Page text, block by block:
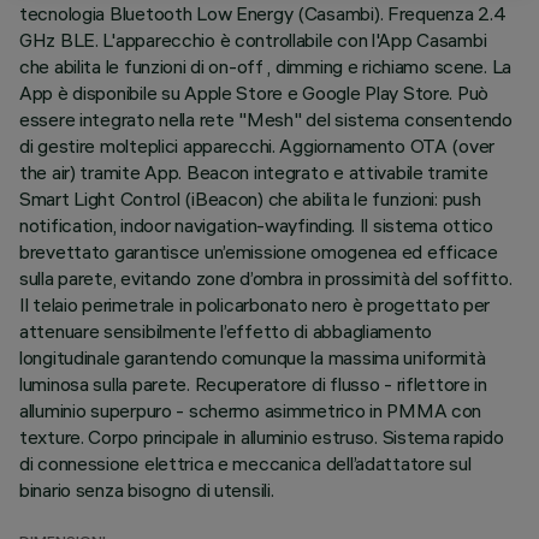
tecnologia Bluetooth Low Energy (Casambi). Frequenza 2.4
GHz BLE. L'apparecchio è controllabile con l'App Casambi
che abilita le funzioni di on-off , dimming e richiamo scene. La
App è disponibile su Apple Store e Google Play Store. Può
essere integrato nella rete "Mesh" del sistema consentendo
di gestire molteplici apparecchi. Aggiornamento OTA (over
the air) tramite App. Beacon integrato e attivabile tramite
Smart Light Control (iBeacon) che abilita le funzioni: push
notification, indoor navigation-wayfinding. Il sistema ottico
brevettato garantisce un’emissione omogenea ed efficace
sulla parete, evitando zone d’ombra in prossimità del soffitto.
Il telaio perimetrale in policarbonato nero è progettato per
attenuare sensibilmente l’effetto di abbagliamento
longitudinale garantendo comunque la massima uniformità
luminosa sulla parete. Recuperatore di flusso - riflettore in
alluminio superpuro - schermo asimmetrico in PMMA con
texture. Corpo principale in alluminio estruso. Sistema rapido
di connessione elettrica e meccanica dell’adattatore sul
binario senza bisogno di utensili.